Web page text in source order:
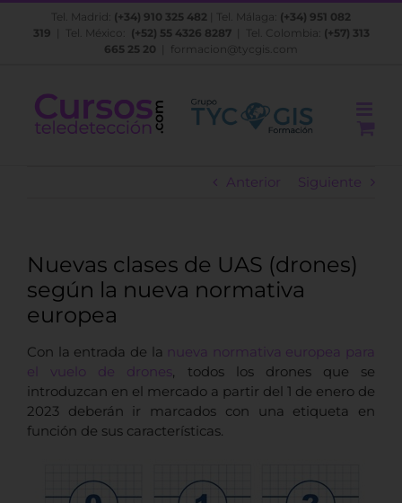
Saltar
Tel. Madrid: (+34) 910 325 482 | Tel. Málaga: (+34) 951 082
319 | Tel. México: (+52) 55 4326 8287| Tel. Colombia: (+57) 313
665 25 20
formacion@tycgis.com
Anterior Siguiente
Nuevas clases de UAS (drones)
según la nueva normativa
europea
Con la entrada de la nueva normativa europea para
el vuelo de drones, todos los drones que se
introduzcan en el mercado a partir del 1 de enero de
2023 deberán ir marcados con una etiqueta en
función de sus características.